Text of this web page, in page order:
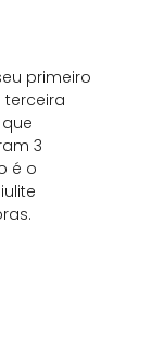
primeiro
3
é o